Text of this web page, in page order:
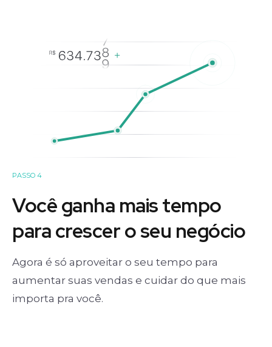
PASSO 4
Você ganha mais tempo
para crescer o seu negócio
Agora é só aproveitar o seu tempo para
aumentar suas vendas e cuidar do que mais
importa pra você.